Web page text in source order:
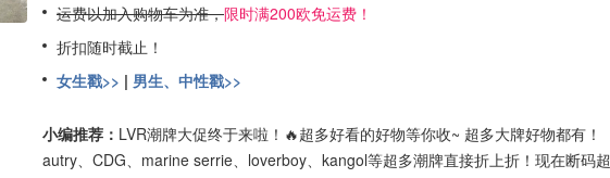
运费以加入购物车为准，限时满200欧免运费！
折扣随时截止！
女生戳>> | 男生、中性戳>>
小编推荐： LVR潮牌大促终于来啦！🔥超多好看的好物等你收~ 超多大牌好物都有！
autry、CDG、marine serrie、loverboy、kangol等超多潮牌直接折上折！现在断码超